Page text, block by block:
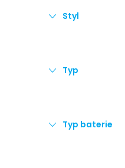
Styl
Typ
Typ baterie